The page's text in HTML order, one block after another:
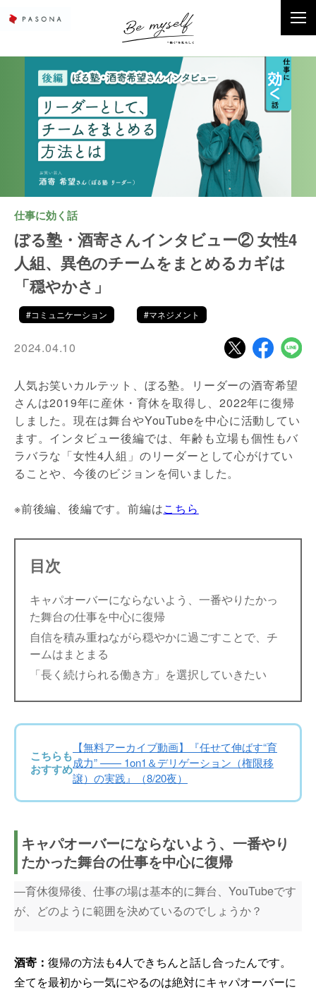
仕事に効く話
ぼる塾・酒寄さんインタビュー② 女性4
人組、異色のチームをまとめるカギは
「穏やかさ」
#コミュニケーション #マネジメント
2024.04.10
人気お笑いカルテット、ぼる塾。リーダーの酒寄希望
さんは2019年に産休・育休を取得し、2022年に復帰
しました。現在は舞台やYouTubeを中心に活動してい
ます。インタビュー後編では、年齢も立場も個性もバ
ラバラな「女性4人組」のリーダーとして心がけてい
ることや、今後のビジョンを伺いました。
※前後編、後編です。前編はこちら
目次
キャパオーバーにならないよう、一番やりたかっ
た舞台の仕事を中心に復帰
自信を積み重ねながら穏やかに過ごすことで、チ
ームはまとまる
「長く続けられる働き方」を選択していきたい
こちらも
おすすめ
【無料アーカイブ動画】『任せて伸ばす“育
成力” —— 1on1＆デリゲーション（権限移
譲）の実践』（8/20夜）
キャパオーバーにならないよう、一番やり
たかった舞台の仕事を中心に復帰
―育休復帰後、仕事の場は基本的に舞台、YouTubeです
が、どのように範囲を決めているのでしょうか？
酒寄： 復帰の方法も4人できちんと話し合ったんです。
全てを最初から一気にやるのは絶対にキャパオーバーに